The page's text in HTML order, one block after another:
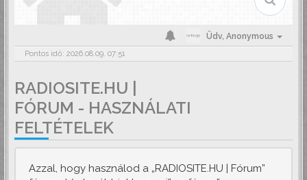
Üdv, Anonymous
Pontos idő: 2026.08.09. 07:51
RADIOSITE.HU |
FÓRUM - HASZNÁLATI
FELTÉTELEK
Azzal, hogy használod a „RADIOSITE.HU | Fórum”